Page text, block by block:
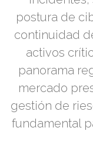
postura de
continuidad
activos
panorama
mercado
gestión de
fundamental